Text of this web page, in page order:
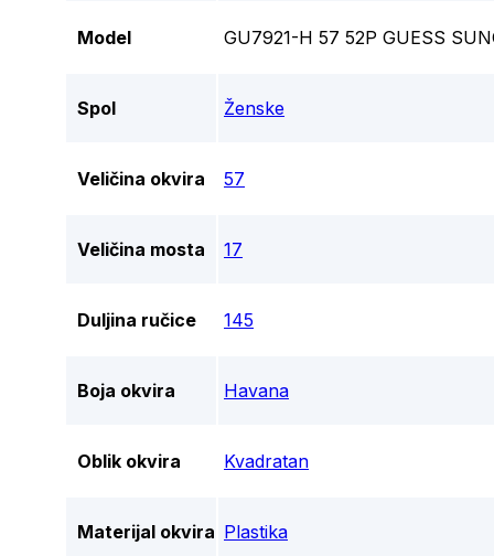
Model GU7921-H 57 52P GUESS
Spol Ženske
Veličina okvira 57
Veličina mosta 17
Duljina ručice 145
Boja okvira Havana
Oblik okvira Kvadratan
Materijal okvira Plastika